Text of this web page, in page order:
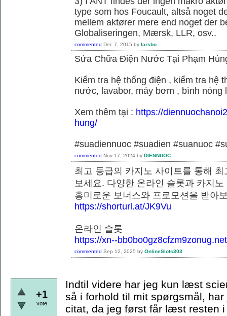
type som hos Foucault, altså noget
mellem aktører mere end noget der
Globaliseringen, Mærsk, LLR, osv..
commented Dec 7, 2015 by larsbo
Sửa Chữa Điện Nước Tại Phạm
Kiểm tra hệ thống điện , kiểm tra hệ
nước, lavabor, máy bơm , bình nóng
Xem thêm tại : https://
hung/
#suadiennuoc #suadien #suanuoc
commented Nov 17, 2024 by DIENNUOC
최고 등급의 카지노 사이트를 통해
보세요. 다양한 온라인 슬롯과 카지
흥미로운 보너스와 프로모션을
https://shorturl.at/JK9Vu
온라인 슬롯
https://xn--bb0bo0gz8cfzm9zonug.net
commented Sep 12, 2025 by OnlineSlots303
+1
vote
Indtil videre har jeg kun læst
så i forhold til mit spørgsmål,
citat, da jeg først får læst resten i